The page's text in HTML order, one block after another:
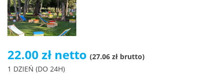
22.00 zł netto (27.06 zł brutto)
1 DZIEŃ (DO 24H)